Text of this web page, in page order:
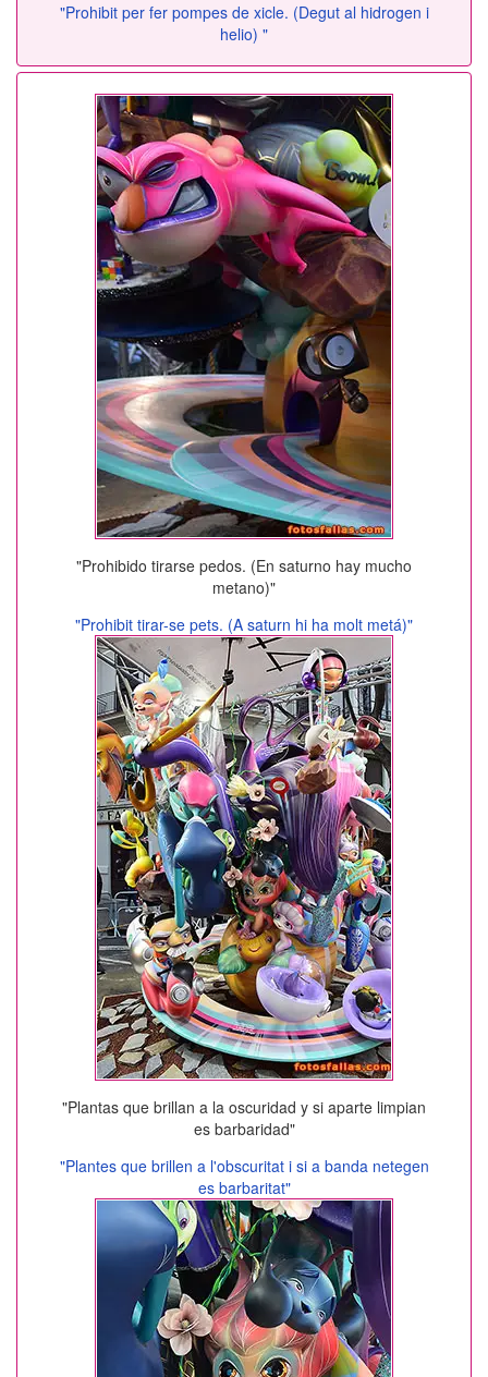
"Prohibit per fer pompes de xicle. (Degut al hidrogen i
helio) "
"Prohibido tirarse pedos. (En saturno hay mucho
metano)"
"Prohibit tirar-se pets. (A saturn hi ha molt metá)"
"Plantas que brillan a la oscuridad y si aparte limpian
es barbaridad"
"Plantes que brillen a l'obscuritat i si a banda netegen
es barbaritat"